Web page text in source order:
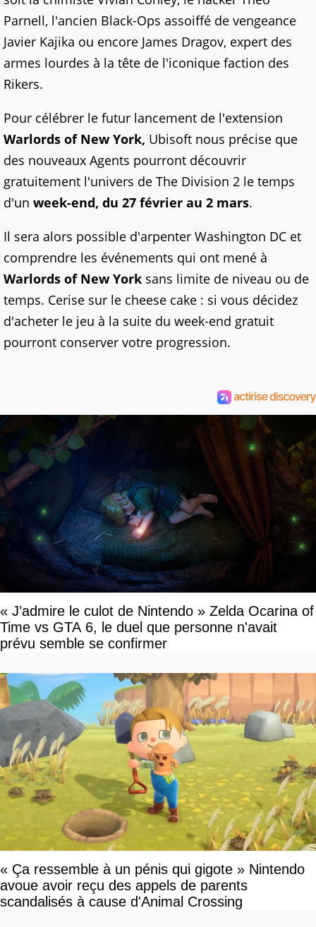
Parnell, l'ancien Black-Ops assoiffé de vengeance
Javier Kajika ou encore James Dragov, expert des
armes lourdes à la tête de l'iconique faction des
Rikers.
Pour célébrer le futur lancement de l'extension
Warlords of New York, Ubisoft nous précise que
des nouveaux Agents pourront découvrir
gratuitement l'univers de The Division 2 le temps
d'un week-end, du 27 février au 2 mars.
Il sera alors possible d'arpenter Washington DC et
comprendre les événements qui ont mené à
Warlords of New York sans limite de niveau ou de
temps. Cerise sur le cheese cake : si vous décidez
d'acheter le jeu à la suite du week-end gratuit
pourront conserver votre progression.
« J’admire le culot de Nintendo » Zelda Ocarina of
Time vs GTA 6, le duel que personne n'avait
prévu semble se confirmer
« Ça ressemble à un pénis qui gigote » Nintendo
avoue avoir reçu des appels de parents
scandalisés à cause d'Animal Crossing